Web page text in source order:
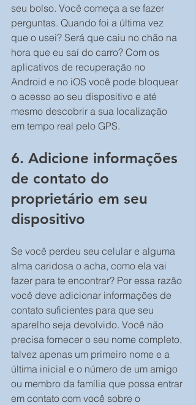
seu bolso. Você começa a se fazer
perguntas. Quando foi a última vez
que o usei? Será que caiu no chão na
hora que eu saí do carro? Com os
aplicativos de recuperação no
Android e no iOS você pode bloquear
o acesso ao seu dispositivo e até
mesmo descobrir a sua localização
em tempo real pelo GPS.
6. Adicione informações
de contato do
proprietário em seu
dispositivo
Se você perdeu seu celular e alguma
alma caridosa o acha, como ela vai
fazer para te encontrar? Por essa razão
você deve adicionar informações de
contato suficientes para que seu
aparelho seja devolvido. Você não
precisa fornecer o seu nome completo,
talvez apenas um primeiro nome e a
última inicial e o número de um amigo
ou membro da família que possa entrar
em contato com você sobre o